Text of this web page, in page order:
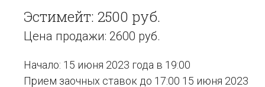
Эстимейт: 2500 руб.
Цена продажи: 2600 руб.
Начало: 15 июня 2023 года в 19:00
Прием заочных ставок до 17:00 15 июня 2023